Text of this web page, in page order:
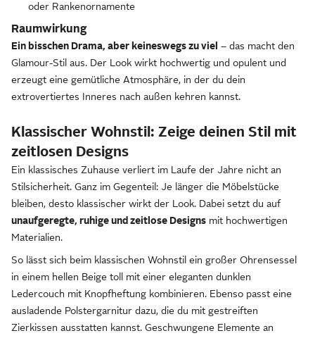
oder Rankenornamente
Raumwirkung
Ein bisschen Drama, aber keineswegs zu viel – das macht den
Glamour-Stil aus. Der Look wirkt hochwertig und opulent und
erzeugt eine gemütliche Atmosphäre, in der du dein
extrovertiertes Inneres nach außen kehren kannst.
Klassischer Wohnstil: Zeige deinen Stil mit
zeitlosen Designs
Ein klassisches Zuhause verliert im Laufe der Jahre nicht an
Stilsicherheit. Ganz im Gegenteil: Je länger die Möbelstücke
bleiben, desto klassischer wirkt der Look. Dabei setzt du auf
unaufgeregte, ruhige und zeitlose Designs mit hochwertigen
Materialien.
So lässt sich beim klassischen Wohnstil ein großer Ohrensessel
in einem hellen Beige toll mit einer eleganten dunklen
Ledercouch mit Knopfheftung kombinieren. Ebenso passt eine
ausladende Polstergarnitur dazu, die du mit gestreiften
Zierkissen ausstatten kannst. Geschwungene Elemente an